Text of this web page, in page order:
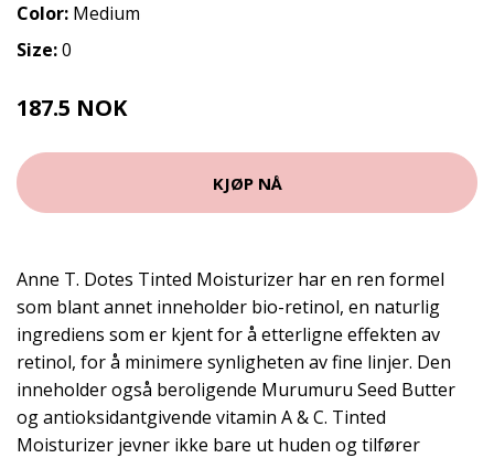
Color: Medium
Size:0
187.5 NOK
KJØP NÅ
Anne T. Dotes Tinted Moisturizer har en ren formel
som blant annet inneholder bio-retinol, en naturlig
ingrediens som er kjent for å etterligne effekten av
retinol, for å minimere synligheten av fine linjer. Den
inneholder også beroligende Murumuru Seed Butter
og antioksidantgivende vitamin A & C. Tinted
Moisturizer jevner ikke bare ut huden og tilfører